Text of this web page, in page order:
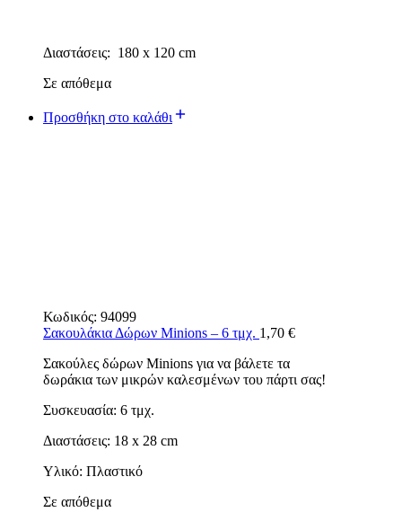
Διαστάσεις: 180 x 120 cm
Σε απόθεμα
Προσθήκη στο καλάθι
Κωδικός: 94099
Σακουλάκια Δώρων Minions – 6 τμχ. 1,70 €
Σακούλες δώρων Minions για να βάλετε τα
δωράκια των μικρών καλεσμένων του πάρτι σας!
Συσκευασία: 6 τμχ.
Διαστάσεις: 18 x 28 cm
Υλικό: Πλαστικό
Σε απόθεμα